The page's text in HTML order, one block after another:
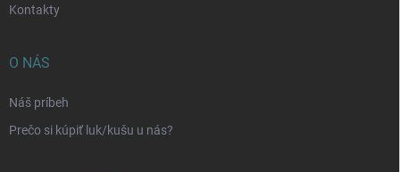
Kontakty
O NÁS
Náš príbeh
Prečo si kúpiť luk/kušu u nás?